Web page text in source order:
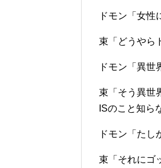
ドモン「女性
束「どうやら
ドモン「異世
束「そう異世
ISのこと知ら
ドモン「たし
束「それにゴ